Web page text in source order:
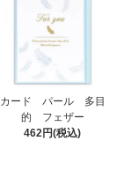
カード パール 多目
的 フェザー
462円(税込)